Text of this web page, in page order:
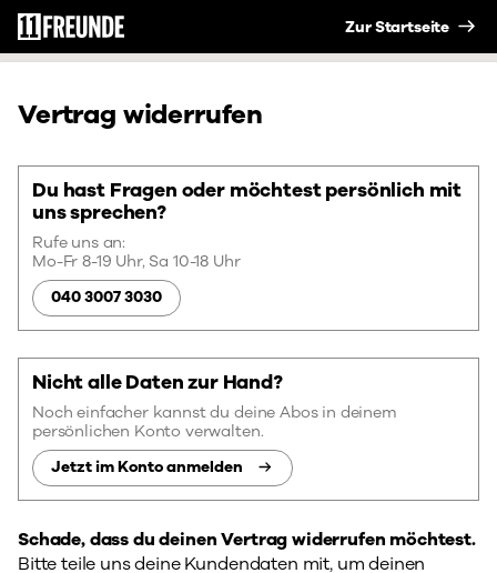
Zur Startseite
Vertrag widerrufen
Du hast Fragen oder möchtest persönlich mit
uns sprechen?
Rufe uns an:
Mo-Fr 8-19 Uhr, Sa 10-18 Uhr
040 3007 3030
Nicht alle Daten zur Hand?
Noch einfacher kannst du deine Abos in deinem
persönlichen Konto verwalten.
Jetzt im Konto anmelden
Schade, dass du deinen Vertrag widerrufen möchtest.
Bitte teile uns deine Kundendaten mit, um deinen